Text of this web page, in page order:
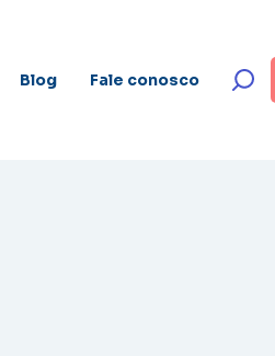
Blog Fale conosco